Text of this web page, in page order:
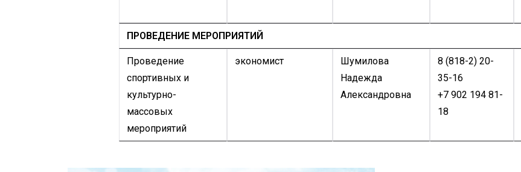
ПРОВЕДЕНИЕ МЕРОПРИЯТИЙ
Проведение
спортивных и
культурно-
массовых
мероприятий
экономист
Шумилова
Надежда
Александровна
8 (818-2) 20-
35-16
+7 902 194 81-
18